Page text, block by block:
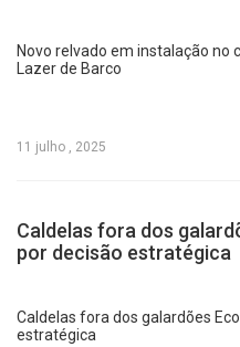
Novo relvado em instalação no
Lazer de Barco
11 julho , 2025
Caldelas fora dos
por decisão estratégica
Caldelas fora dos galardões
estratégica